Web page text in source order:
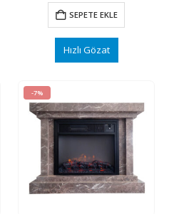
₺ 39400.fiyat:
₺ 36464.
SEPETE EKLE
Hızlı Gözat
-7%